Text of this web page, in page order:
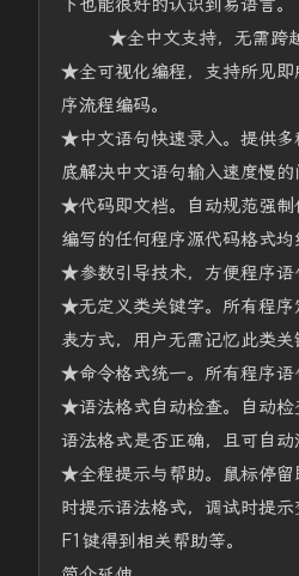
下也能很好的认识到易语言。
★全中文支持，无需跨越
★全可视化编程，支持所见即
序流程编码。
★中文语句快速录入。提供多
底解决中文语句输入速度慢的
★代码即文档。自动规范强制
编写的任何程序源代码格式均
★参数引导技术，方便程序语
★无定义类关键字。所有程序
表方式，用户无需记忆此类关
★命令格式统一。所有程序语
★语法格式自动检查。自动检
语法格式是否正确，且可自动
★全程提示与帮助。鼠标停留
时提示语法格式，调试时提
F1键得到相关帮助等。